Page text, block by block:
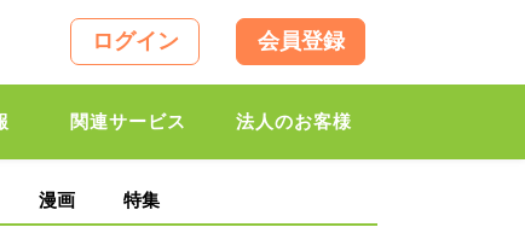
ログイン 会員登録
関連サービス 法人のお客様
漫画 特集